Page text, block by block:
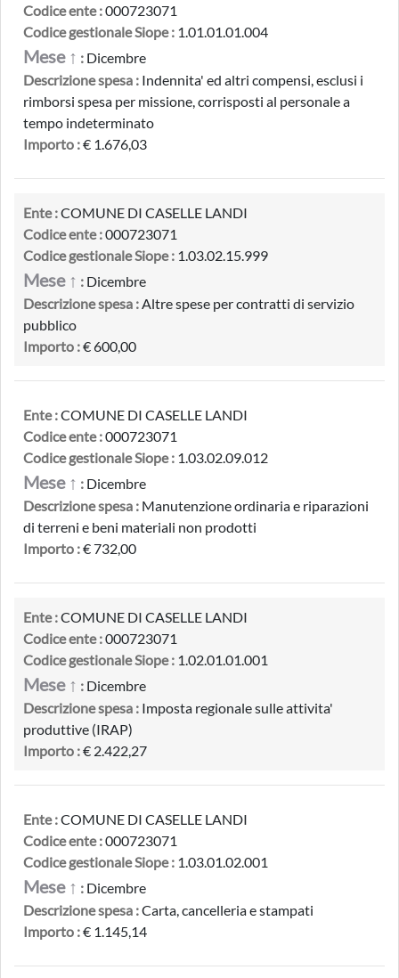
Codice ente :000723071
Codice gestionale Siope : 1.01.01.01.004
Mese ↑ : Dicembre
Descrizione spesa : Indennita' ed altri compensi, esclusi i
rimborsi spesa per missione, corrisposti al personale a
tempo indeterminato
Importo :€ 1.676,03
Ente :COMUNE DI CASELLE LANDI
Codice ente :000723071
Codice gestionale Siope : 1.03.02.15.999
Mese ↑ : Dicembre
Descrizione spesa :Altre spese per contratti di servizio
pubblico
Importo :€ 600,00
Ente :COMUNE DI CASELLE LANDI
Codice ente :000723071
Codice gestionale Siope : 1.03.02.09.012
Mese ↑ : Dicembre
Descrizione spesa : Manutenzione ordinaria e riparazioni
di terreni e beni materiali non prodotti
Importo :€ 732,00
Ente :COMUNE DI CASELLE LANDI
Codice ente :000723071
Codice gestionale Siope : 1.02.01.01.001
Mese ↑ : Dicembre
Descrizione spesa : Imposta regionale sulle attivita'
produttive (IRAP)
Importo :€ 2.422,27
Ente :COMUNE DI CASELLE LANDI
Codice ente :000723071
Codice gestionale Siope : 1.03.01.02.001
Mese ↑ : Dicembre
Descrizione spesa :Carta, cancelleria e stampati
Importo :€ 1.145,14